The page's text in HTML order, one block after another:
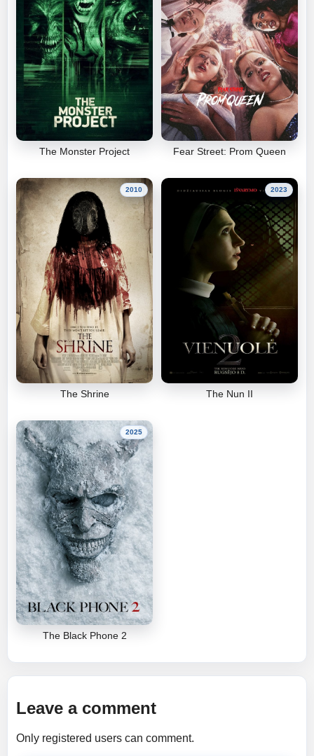
The Monster Project Fear Street: Prom Queen
2010
The Shrine
2023
The Nun II
2025
The Black Phone 2
Leave a comment
Only registered users can comment.